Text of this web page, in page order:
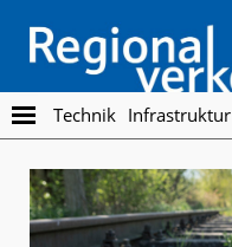
main
content
footer
Regionalverkehr
Die
Fachzeitschrift
den
Öffentlichen
Personennahverkehr
Technik Infrastruktur